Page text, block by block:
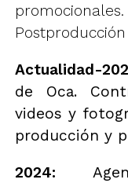
Postproducción
Actualidad-
de Oca.
videos y
producción y
2024: